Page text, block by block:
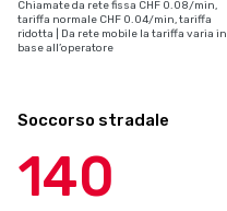
Chiamate da rete fissa CHF 0.08/min,
tariffa normale CHF 0.04/min, tariffa
ridotta | Da rete mobile la tariffa varia in
base all’operatore
Soccorso stradale
140